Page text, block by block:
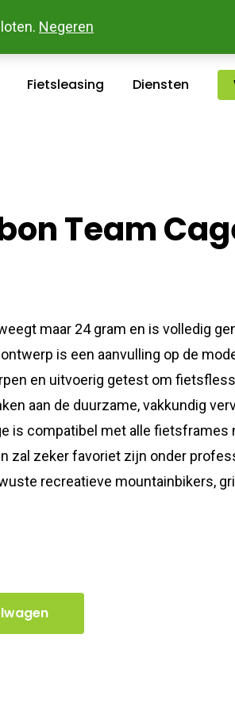
Negeren
Kasterlee
Fietsleasing Diensten
Team
maar 24 gram en is volledig
is een aanvulling op de
en uitvoerig getest om
aan de duurzame, vakkundig
is compatibel met alle fietsframes
zal zeker favoriet zijn onder
recreatieve mountainbikers,